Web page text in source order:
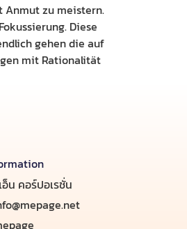
Anmut zu meistern.
Diese
gehen die auf
mit Rationalität
อ็น คอร์ปอเรชั่น